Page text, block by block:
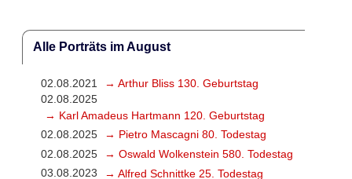
Alle Porträts im August
02.08.2021
→ Arthur Bliss 130. Geburtstag
02.08.2025
→ Karl Amadeus Hartmann 120. Geburtstag
02.08.2025
→ Pietro Mascagni 80. Todestag
02.08.2025
→ Oswald Wolkenstein 580. Todestag
03.08.2023
→ Alfred Schnittke 25. Todestag